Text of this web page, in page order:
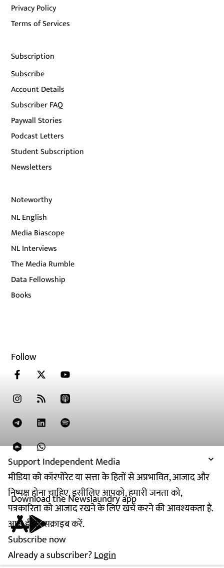
Support Independent Media
मीडिया को कॉरपोरेट या सत्ता के हितों से अप्रभावित, आजाद और
निष्पक्ष होना चाहिए. इसीलिए आपको, हमारी जनता को,
पत्रकारिता को आजाद रखने के लिए खर्च करने की आवश्यकता है.
आज ही सब्सक्राइब करें.
Subscribe now
Already a subscriber?Login
Privacy Policy
Terms of Services
Subscription
Subscribe
Account Details
Subscriber FAQ
Paywall Stories
Podcast Letters
Student Subscription
Newsletters
Noteworthy
NL English
Media Biascope
NL Interviews
The Media Rumble
Data Fellowship
Books
Follow
Download the Newslaundry app